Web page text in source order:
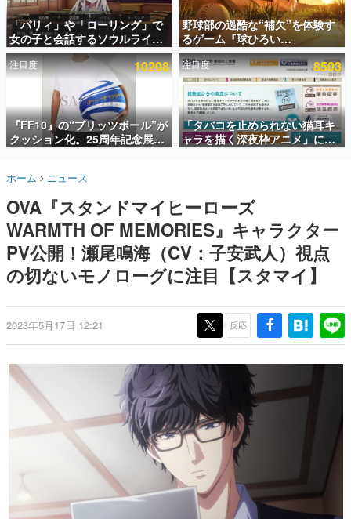
アプリセール情報
インタビュー
連載・特集一覧
殿堂入り記事
SNS拡散数が数千以上！ ページビュー数万以上！ などな
ど。多くの人々に読まれた、電ファミ渾身の“殿堂入り”記
事をまとめました。
名作ゲームクリエイターの方々に製作時のエピソードをお
きます。
赫本
この物語を解いてはいけない。『赫本』は、〈試験問題〉
の形をした短編ホラー小説集です。
これからのデジタルゲーム市場を担う若きクリエイター達
の姿を追い、彼らのルーツと情熱を探っていきます。
ゲームに多大な影響を受けた作家さんに取材し、ゲームが
日本のコンテンツ産業やカルチャーに与えた影響を探る企
画です。
日本モバイルゲーム産業史
日本のモバイルゲーム史における主要なトピック・タイト
ルを網羅するほか、開発者へのインタビューや識者による
解説を掲載。約20年の歴史が一望できる決定版！
若ゲのいたり〜ゲームクリエイターの青春〜
『うつヌケ』『ペンと箸』等で知られるマンガ家・田中圭
一先生によるゲーム業界レポートマンガです。
「パリィ」や「ローリング」で
女の子と会話するソウルライク
恋愛ゲーム『小早川さんはソウ
ルライク』無料公開。返事に失
敗すると「YOU DIED」
野球部の過酷な“補欠”を体験す
るゲーム『球ひろい
Simulator』が「1件」のウィッ
シュリストをもとにチェコ語に
対応しSNSで話題に。『キング
ダム・カム』開発元やチェコの
プロ野球選手から称賛の声
注目度 10208
『FF10』の“ブリッツボール”が
クッション化。25周年記念展
「FINAL FANTASY X
ズ情報が一部公開
注目度 8503
「タバコを止められない猫耳キ
ャラを描く深夜枠アニメ」に視
聴者の一部から批判意見。違法
ホーム ニュース
OVA『スタンドマイヒーローズ
WARMTH OF MEMORIES』キャラクター
PV公開！瀬尾鳴海（CV：子安武人）視点
の切ないモノローグに注目【スタマイ】
2023年5月17日 12:21 反応